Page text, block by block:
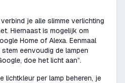
je alle slimme verlichting
Hiernaast is mogelijk om
Home of Alexa. Eenmaal
eenvoudig de lampen
doe het licht aan”.
lichtkleur per lamp beheren, je